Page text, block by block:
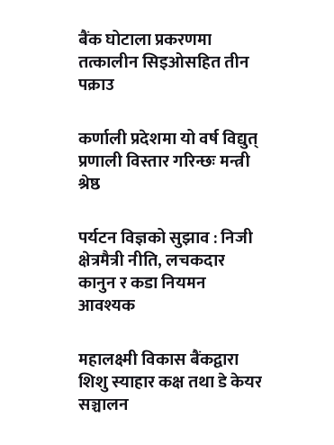
बैंक घोटाला प्रकरणमा
तत्कालीन सिइओसहित तीन
पक्राउ
कर्णाली प्रदेशमा यो वर्ष विद्युत्
प्रणाली विस्तार गरिन्छः मन्त्री
श्रेष्ठ
पर्यटन विज्ञको सुझाव : निजी
क्षेत्रमैत्री नीति, लचकदार
कानुन र कडा नियमन
आवश्यक
महालक्ष्मी विकास बैंकद्वारा
शिशु स्याहार कक्ष तथा डे केयर
सञ्चालन